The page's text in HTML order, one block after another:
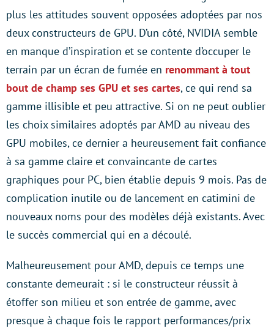
plus les attitudes souvent opposées adoptées par nos
deux constructeurs de GPU. D’un côté, NVIDIA semble
en manque d’inspiration et se contente d’occuper le
terrain par un écran de fumée en renommant à tout
bout de champ ses GPU et ses cartes, ce qui rend sa
gamme illisible et peu attractive. Si on ne peut oublier
les choix similaires adoptés par AMD au niveau des
GPU mobiles, ce dernier a heureusement fait confiance
à sa gamme claire et convaincante de cartes
graphiques pour PC, bien établie depuis 9 mois. Pas de
complication inutile ou de lancement en catimini de
nouveaux noms pour des modèles déjà existants. Avec
le succès commercial qui en a découlé.
Malheureusement pour AMD, depuis ce temps une
constante demeurait : si le constructeur réussit à
étoffer son milieu et son entrée de gamme, avec
presque à chaque fois le rapport performances/prix